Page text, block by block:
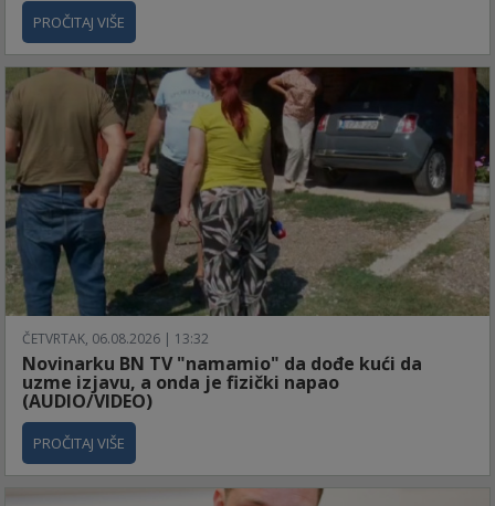
PROČITAJ VIŠE
ČETVRTAK, 06.08.2026 | 13:32
Novinarku BN TV "namamio" da dođe kući da
uzme izjavu, a onda je fizički napao
(AUDIO/VIDEO)
PROČITAJ VIŠE